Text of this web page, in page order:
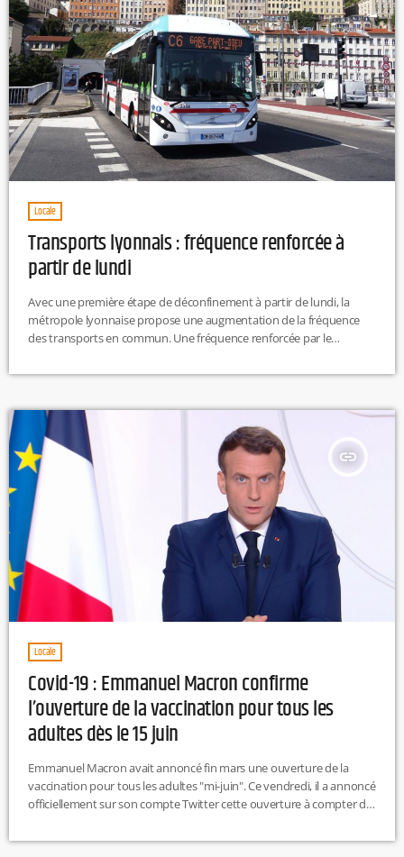
Locale
Transports lyonnais : fréquence renforcée à
partir de lundi
Avec une première étape de déconfinement à partir de lundi, la
métropole lyonnaise propose une augmentation de la fréquence
des transports en commun. Une fréquence renforcée par le
déplacement et le retour des collégiens et lycéens en présentiel
actuellement.Cependant, en soirée, le couvre-feu de 19h est
maintenu et […]
insert_link
Locale
Covid-19 : Emmanuel Macron confirme
l’ouverture de la vaccination pour tous les
adultes dès le 15 juin
Emmanuel Macron avait annoncé fin mars une ouverture de la
vaccination pour tous les adultes "mi-juin". Ce vendredi, il a annoncé
officiellement sur son compte Twitter cette ouverture à compter du
samedi aux Français "fragiles", qui ont une maladie chronique,